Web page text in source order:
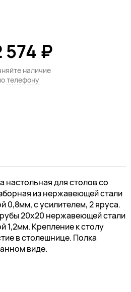
574 ₽
наличие
телефону
настольная для столов со
из нержавеющей стали
0,8мм, с усилителем, 2 яруса.
20х20 нержавеющей стали
1,2мм. Крепление к столу
в столешнице. Полка
виде.